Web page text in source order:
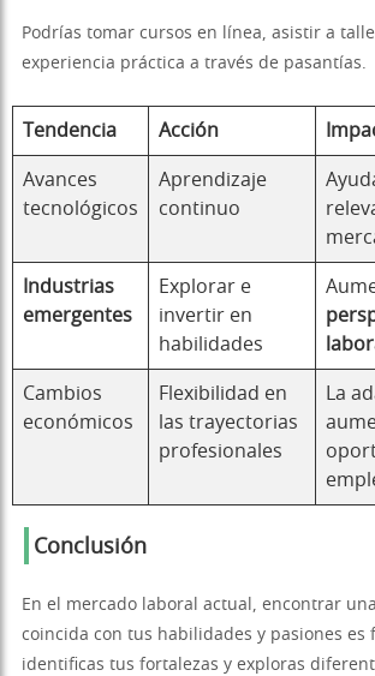
Podrías tomar cursos en línea, asistir a
experiencia práctica a través de pasantías.
Tendencia Acción
Avances
tecnológicos
Aprendizaje
continuo
Industrias
emergentes
Explorar e
invertir en
habilidades
Cambios
económicos
Flexibilidad en
las trayectorias
profesionales
La
Conclusión
En el mercado laboral actual, encontrar
coincida con tus habilidades y pasiones es
identificas tus fortalezas y exploras